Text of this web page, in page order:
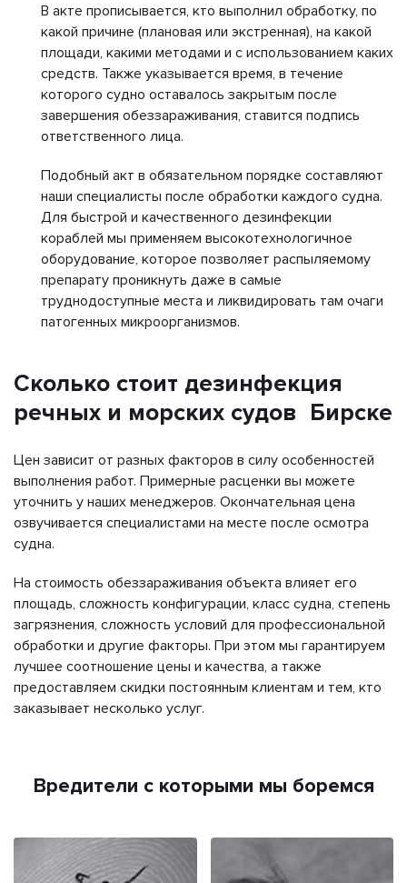
В акте прописывается, кто выполнил обработку, по
какой причине (плановая или экстренная), на какой
площади, какими методами и с использованием каких
средств. Также указывается время, в течение
которого судно оставалось закрытым после
завершения обеззараживания, ставится подпись
ответственного лица.
Подобный акт в обязательном порядке составляют
наши специалисты после обработки каждого судна.
Для быстрой и качественного дезинфекции
кораблей мы применяем высокотехнологичное
оборудование, которое позволяет распыляемому
препарату проникнуть даже в самые
труднодоступные места и ликвидировать там очаги
патогенных микроорганизмов.
Сколько стоит дезинфекция
речных и морских судов Бирске
Цен зависит от разных факторов в силу особенностей
выполнения работ. Примерные расценки вы можете
уточнить у наших менеджеров. Окончательная цена
озвучивается специалистами на месте после осмотра
судна.
На стоимость обеззараживания объекта влияет его
площадь, сложность конфигурации, класс судна, степень
загрязнения, сложность условий для профессиональной
обработки и другие факторы. При этом мы гарантируем
лучшее соотношение цены и качества, а также
предоставляем скидки постоянным клиентам и тем, кто
заказывает несколько услуг.
Вредители с которыми мы боремся